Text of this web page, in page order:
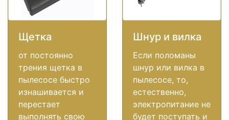
Щетка
от постоянно
трения щетка в
пылесосе быстро
изнашивается и
перестает
выполнять свою
Шнур и вилка
Если поломаны
шнур или вилка в
пылесосе, то,
естественно,
электропитание не
будет поступать и